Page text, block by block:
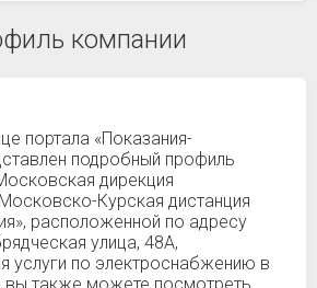
компании
портала «Показания-
подробный профиль
дирекция
Курская дистанция
расположенной по адресу
улица, 48А,
услуги по электроснабжению в